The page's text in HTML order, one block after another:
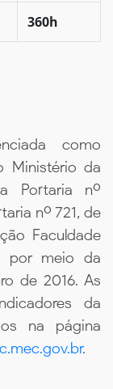
360h
como
Ministério da
Portaria nº
nº 721, de
Faculdade
por meio da
de 2016. As
da
na página
.